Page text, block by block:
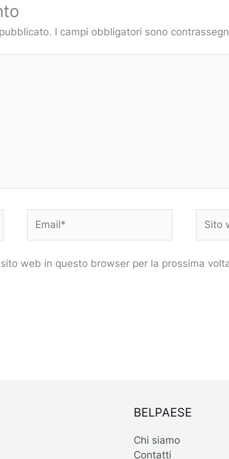
I campi obbligatori sono
web
web in questo browser per la prossima
BELPAESE
Chi siamo
Contatti